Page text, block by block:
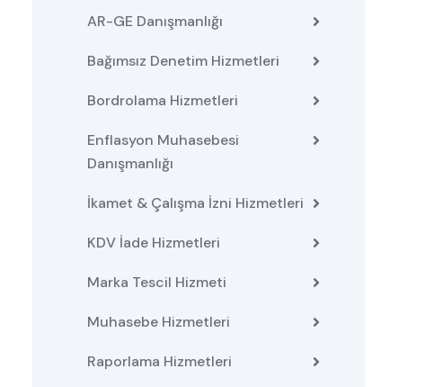
AR-GE Danışmanlığı
Bağımsız Denetim Hizmetleri
Bordrolama Hizmetleri
Enflasyon Muhasebesi
Danışmanlığı
İkamet & Çalışma İzni Hizmetleri
KDV İade Hizmetleri
Marka Tescil Hizmeti
Muhasebe Hizmetleri
Raporlama Hizmetleri